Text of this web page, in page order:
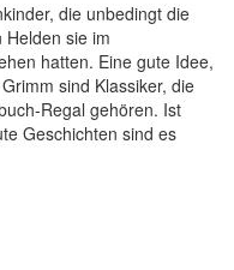
die unbedingt die
sie im
hatten. Eine gute Idee,
sind Klassiker, die
Regal gehören. Ist
Geschichten sind es